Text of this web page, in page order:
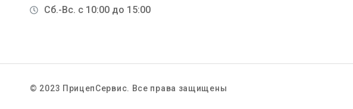
Сб.-Вс. с 10:00 до 15:00
© 2023 ПрицепСервис. Все права защищены